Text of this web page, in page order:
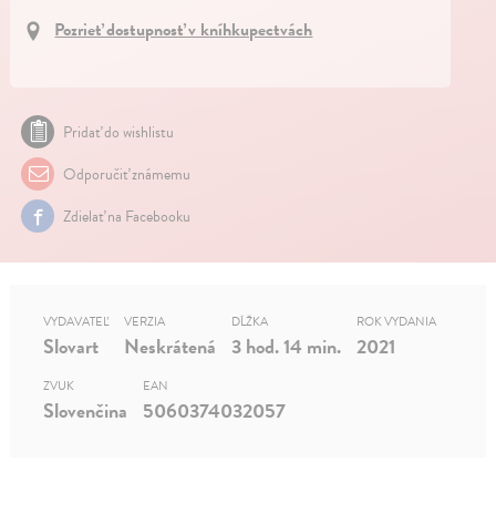
Pozrieť dostupnosť v kníhkupectvách
Pridať do wishlistu
Odporučiť známemu
Zdielať na Facebooku
VYDAVATEĽ
Slovart
VERZIA
Neskrátená
DĹŽKA
3 hod. 14 min.
ROK VYDANIA
2021
ZVUK
Slovenčina
EAN
5060374032057